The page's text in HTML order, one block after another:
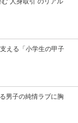
える「小学生の甲子
男子の純情ラブに胸